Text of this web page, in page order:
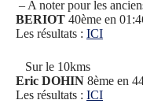
– A noter pour les
BERIOT 40ème en
Les résultats : ICI
Sur le 10kms
Eric DOHIN 8ème en
Les résultats : ICI